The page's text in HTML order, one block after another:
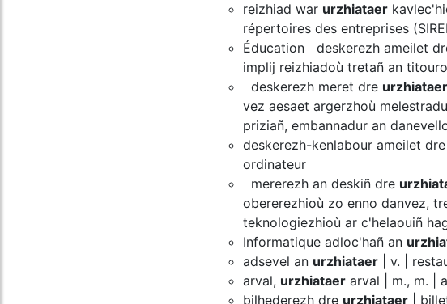
reizhiad war urzhiataer
répertoires des entreprises
Éducation deskerezh ameilet
implij reizhiadoù tretañ an
deskerezh meret dre urzhiataer
vez aesaet argerzhoù
priziañ, embannadur an
deskerezh-kenlabour ameilet dre
ordinateur
mererezh an deskiñ dre
obererezhioù zo enno danvez,
teknologiezhioù ar c'helaouiñ
Informatique adloc'hañ an
adsevel an urzhiataer | v. |
arval, urzhiataer arval | m., m. |
bilhederezh dre urzhiataer |